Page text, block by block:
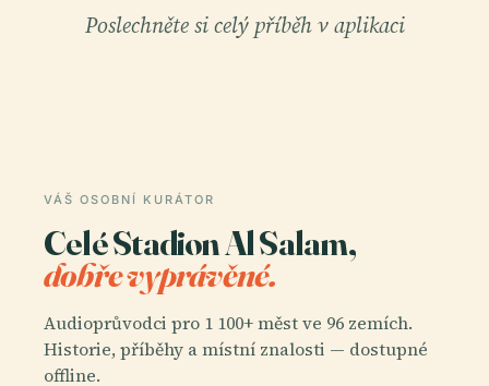
Poslechněte si celý příběh v aplikaci
VÁŠ OSOBNÍ KURÁTOR
Celé Stadion Al Salam,
dobře vyprávěné.
Audioprůvodci pro 1 100+ měst ve 96 zemích.
Historie, příběhy a místní znalosti — dostupné
offline.